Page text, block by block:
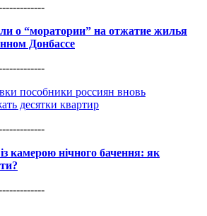
о “моратории” на отжатие жилья
Донбассе
пособники россиян вновь
десятки квартир
камерою нічного бачення: як